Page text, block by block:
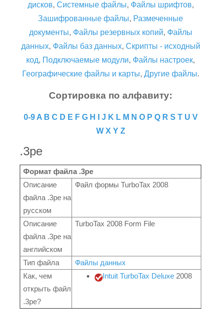
дисков, Системные файлы, Файлы шрифтов,
Зашифрованные файлы, Размеченные
документы, Файлы резервных копий, Файлы
данных, Файлы баз данных, Скрипты - исходный
код, Подключаемые модули, Файлы настроек,
Географические файлы и карты, Другие файлы.
Сортировка по алфавиту:
0-9 A B C D E F G H J K L M N O P Q R S T U V
W X Y Z
.3pe
Формат файла .3pe
Описание
файла .3pe на
русском
Файл формы TurboTax 2008
Описание
файла .3pe на
английском
TurboTax 2008 Form File
Тип файла
Файлы данных
Как, чем
открыть файл
.3pe?
Intuit TurboTax Deluxe 2008